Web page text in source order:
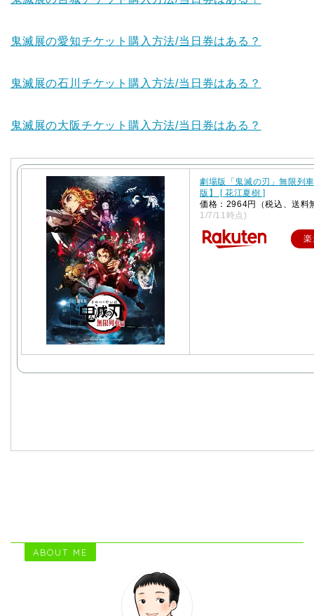
鬼滅展の愛知チケット購入方法/当日券はある？
鬼滅展の石川チケット購入方法/当日券はある？
鬼滅展の大阪チケット購入方法/当日券はある？
劇場版「鬼滅の刃」無限列
版】 [ 花江夏樹 ]
価格：2964円（税込、送料
1/7/11時点)
ABOUT ME